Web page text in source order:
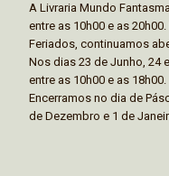
A Livraria Mundo
entre as 10h00 e as
Feriados, continuamos
Nos dias 23 de Junho, 24
entre as 10h00 e as 18h00.
Encerramos no dia de
de Dezembro e 1 de